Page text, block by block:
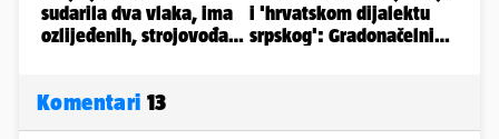
Komentari 13